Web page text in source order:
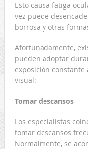
Esto causa fatiga
vez puede
borrosa y otras
Afortunadamente,
pueden adoptar
exposición
visual:
Tomar descansos
Los especialistas
tomar descansos
Normalmente, se